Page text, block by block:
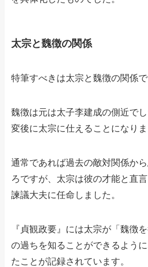
太宗と魏徴の関係
特筆すべきは太宗と魏徴の関係で
魏徴は元は太子李建成の側近で
変後に太宗に仕えることになりま
通常であれば過去の敵対関係か
ろですが、太宗は彼の才能と直言
諫議大夫に任命しました。
『貞観政要』には太宗が「魏徴
の過ちを知ることができるよう
たことが記録されています。